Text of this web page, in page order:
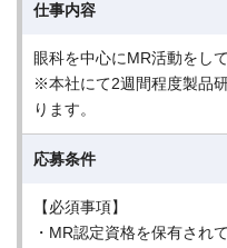
仕事内容
眼科を中心にMR活動をし
※本社にて2週間程度製品
ります。
応募条件
【必須事項】
・MR認定資格を保有され